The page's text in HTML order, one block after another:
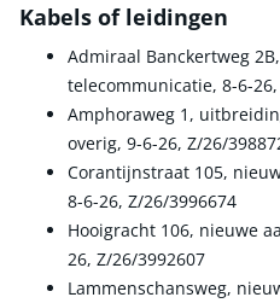
Kabels of leidingen
Admiraal Banckertweg
telecommunicatie, 8-6-
Amphoraweg 1,
overig, 9-6-26, Z/26/
Corantijnstraat 105,
8-6-26, Z/26/3996674
Hooigracht 106, nieuwe
26, Z/26/3992607
Lammenschansweg,